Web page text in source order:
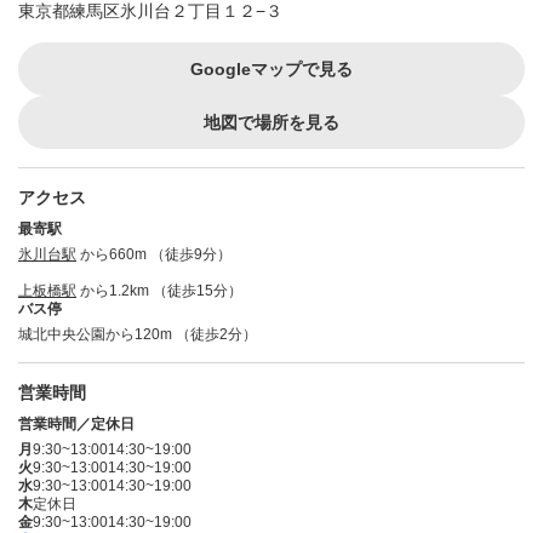
東京都練馬区氷川台２丁目１２−３
Googleマップで見る
地図で場所を見る
アクセス
最寄駅
氷川台駅 から660m （徒歩9分）
上板橋駅 から1.2km （徒歩15分）
バス停
城北中央公園から120m （徒歩2分）
営業時間
営業時間／定休日
月 9:30~13:0014:30~19:00
火9:30~13:0014:30~19:00
水9:30~13:0014:30~19:00
木定休日
金9:30~13:0014:30~19:00